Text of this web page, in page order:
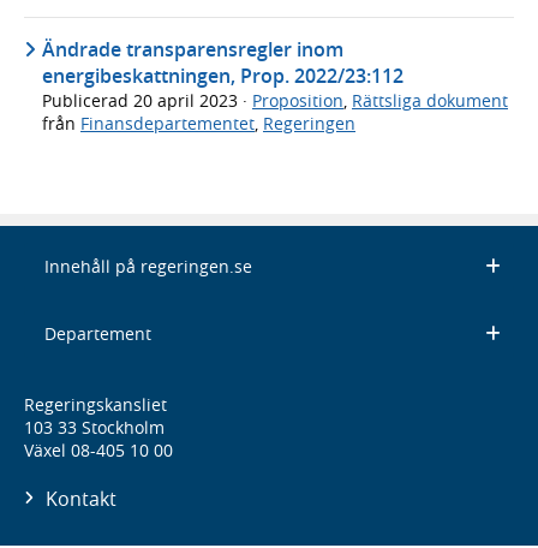
Ändrade transparensregler inom
energibeskattningen, Prop. 2022/23:112
Publicerad 20 april 2023 · Proposition, Rättsliga dokument
från Finansdepartementet, Regeringen
Innehåll på regeringen.se
Departement
Regeringskansliet
103 33 Stockholm
Växel 08-405 10 00
Kontakt